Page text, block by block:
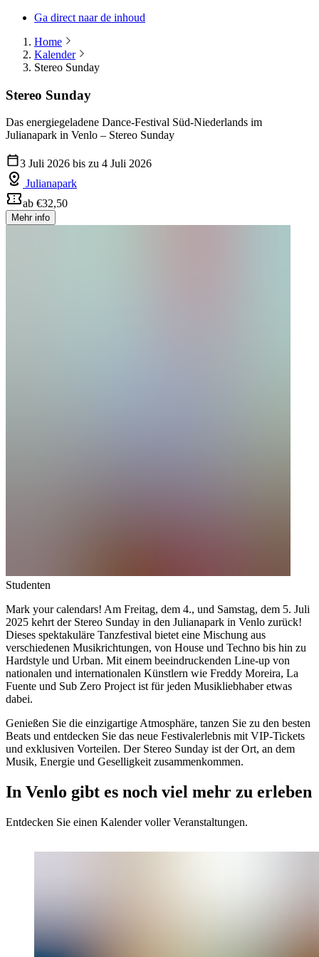
Ga direct naar de inhoud
Home
Kalender
Stereo Sunday
Stereo Sunday
Das energiegeladene Dance-Festival Süd-Niederlands im
Julianapark in Venlo – Stereo Sunday
3 Juli 2026 bis zu 4 Juli 2026
Julianapark
ab €32,50
Mehr info
Studenten
Mark your calendars! Am Freitag, dem 4., und Samstag, dem 5. Juli
2025 kehrt der Stereo Sunday in den Julianapark in Venlo zurück!
Dieses spektakuläre Tanzfestival bietet eine Mischung aus
verschiedenen Musikrichtungen, von House und Techno bis hin zu
Hardstyle und Urban. Mit einem beeindruckenden Line-up von
nationalen und internationalen Künstlern wie Freddy Moreira, La
Fuente und Sub Zero Project ist für jeden Musikliebhaber etwas
dabei.
Genießen Sie die einzigartige Atmosphäre, tanzen Sie zu den besten
Beats und entdecken Sie das neue Festivalerlebnis mit VIP-Tickets
und exklusiven Vorteilen. Der Stereo Sunday ist der Ort, an dem
Musik, Energie und Geselligkeit zusammenkommen.
In Venlo gibt es noch viel mehr zu erleben
Entdecken Sie einen Kalender voller Veranstaltungen.